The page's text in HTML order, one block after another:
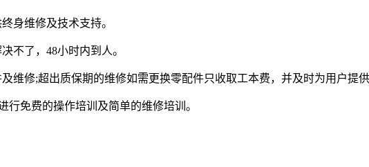
身维修及技术支持。
不了，48小时内到人。
修;超出质保期的维修如需更换零配件只收取工本费，并及时为用户提供
免费的操作培训及简单的维修培训。